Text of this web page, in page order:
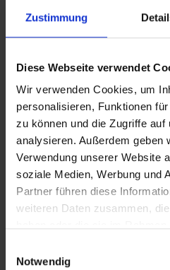
Zustimmung
Diese Webseite verwendet
Wir verwenden Cookies, um
personalisieren, Funktionen
zu können und die Zugriffe auf
analysieren. Außerdem geben
Verwendung unserer Website
soziale Medien, Werbung und
Partner führen diese
weiteren Daten zusammen,
Weitere Informationen zur
Notwendig